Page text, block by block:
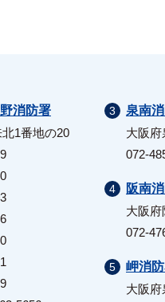
消防署
1番地の20
泉南
大阪府
072-
阪南
大阪府
072-
岬消
大阪